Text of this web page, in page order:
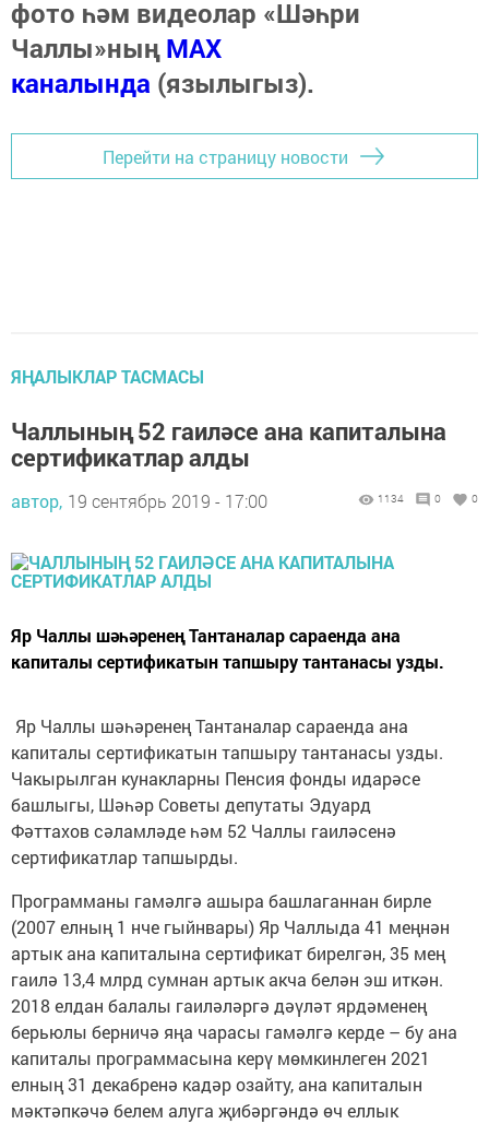
фото һәм видеолар «Шәһри
Чаллы»ныңMAX
каналында (язылыгыз).
Перейти на страницу новости
ЯҢАЛЫКЛАР ТАСМАСЫ
Чаллының 52 гаиләсе ана капиталына
сертификатлар алды
автор, 19 сентябрь 2019 - 17:00 1134 0 0
Яр Чаллы шәһәренең Тантаналар сараенда ана
капиталы сертификатын тапшыру тантанасы узды.
Яр Чаллы шәһәренең Тантаналар сараенда ана
капиталы сертификатын тапшыру тантанасы узды.
Чакырылган кунакларны Пенсия фонды идарәсе
башлыгы, Шәһәр Советы депутаты Эдуард
Фәттахов сәламләде һәм 52 Чаллы гаиләсенә
сертификатлар тапшырды.
Программаны гамәлгә ашыра башлаганнан бирле
(2007 елның 1 нче гыйнвары) Яр Чаллыда 41 меңнән
артык ана капиталына сертификат бирелгән, 35 мең
гаилә 13,4 млрд сумнан артык акча белән эш иткән.
2018 елдан балалы гаиләләргә дәүләт ярдәменең
берьюлы берничә яңа чарасы гамәлгә керде – бу ана
капиталы программасына керү мөмкинлеген 2021
елның 31 декабренә кадәр озайту, ана капиталын
мәктәпкәчә белем алуга җибәргәндә өч еллык